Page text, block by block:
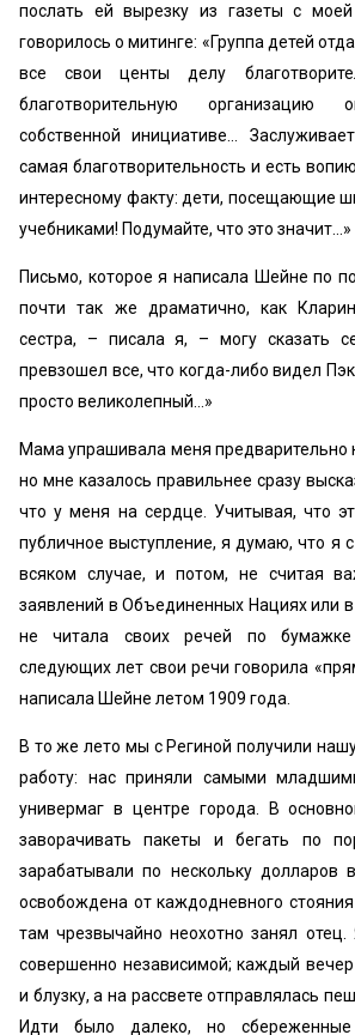
послать ей вырезку из газеты с
говорилось о митинге: «‎Группа детей
все свои центы делу
благотворительную
собственной инициативе...
самая благотворительность и есть
интересному факту: дети, посещающие
учебниками! Подумайте, что это значит...»
Письмо, которое я написала Шейне по
почти так же драматично, как
сестра, – писала я, – могу сказать
превзошел все, что когда-либо видел
просто великолепный...»
Мама упрашивала меня предварительно
но мне казалось правильнее сразу
что у меня на сердце. Учитывая, что
публичное выступление, я думаю, что я
всяком случае, и потом, не считая
заявлений в Объединенных Нациях или в
не читала своих речей по
следующих лет свои речи говорила
написала Шейне летом 1909 года.
В то же лето мы с Региной получили
работу: нас приняли самыми
универмаг в центре города. В
заворачивать пакеты и бегать по
зарабатывали по нескольку
освобождена от каждодневного
там чрезвычайно неохотно занял отец.
совершенно независимой; каждый
и блузку, а на рассвете отправлялась
Идти было далеко, но